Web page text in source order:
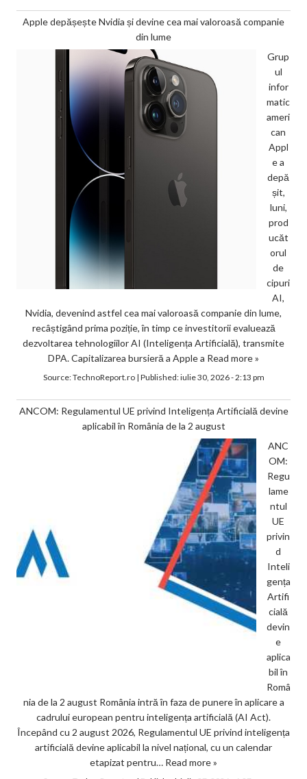
Apple depășește Nvidia și devine cea mai valoroasă companie
din lume
Grup
ul
infor
matic
ameri
can
Appl
e a
depă
șit,
luni,
prod
ucăt
orul
de
cipuri
AI,
Nvidia, devenind astfel cea mai valoroasă companie din lume,
recâștigând prima poziție, în timp ce investitorii evaluează
dezvoltarea tehnologiilor AI (Inteligența Artificială), transmite
DPA. Capitalizarea bursieră a Apple a Read more »
Source:TechnoReport.ro| Published:iulie 30, 2026 - 2:13 pm
ANCOM: Regulamentul UE privind Inteligența Artificială devine
aplicabil în România de la 2 august
ANC
OM:
Regu
lame
ntul
UE
privin
d
Inteli
gența
Artifi
cială
devin
e
aplica
bil în
Româ
nia de la 2 august România intră în faza de punere în aplicare a
cadrului european pentru inteligența artificială (AI Act).
Începând cu 2 august 2026, Regulamentul UE privind inteligența
artificială devine aplicabil la nivel național, cu un calendar
etapizat pentru… Read more »